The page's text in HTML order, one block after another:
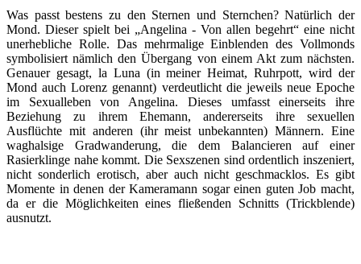
Was passt bestens zu den Sternen und Sternchen? Natürlich der
Mond. Dieser spielt bei „Angelina - Von allen begehrt“ eine nicht
unerhebliche Rolle. Das mehrmalige Einblenden des Vollmonds
symbolisiert nämlich den Übergang von einem Akt zum nächsten.
Genauer gesagt, la Luna (in meiner Heimat, Ruhrpott, wird der
Mond auch Lorenz genannt) verdeutlicht die jeweils neue Epoche
im Sexualleben von Angelina. Dieses umfasst einerseits ihre
Beziehung zu ihrem Ehemann, andererseits ihre sexuellen
Ausflüchte mit anderen (ihr meist unbekannten) Männern. Eine
waghalsige Gradwanderung, die dem Balancieren auf einer
Rasierklinge nahe kommt. Die Sexszenen sind ordentlich inszeniert,
nicht sonderlich erotisch, aber auch nicht geschmacklos. Es gibt
Momente in denen der Kameramann sogar einen guten Job macht,
da er die Möglichkeiten eines fließenden Schnitts (Trickblende)
ausnutzt.